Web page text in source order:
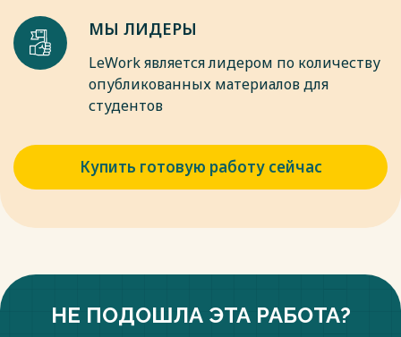
МЫ ЛИДЕРЫ
LeWork является лидером по количеству
опубликованных материалов для
студентов
Купить готовую работу сейчас
НЕ ПОДОШЛА ЭТА РАБОТА?